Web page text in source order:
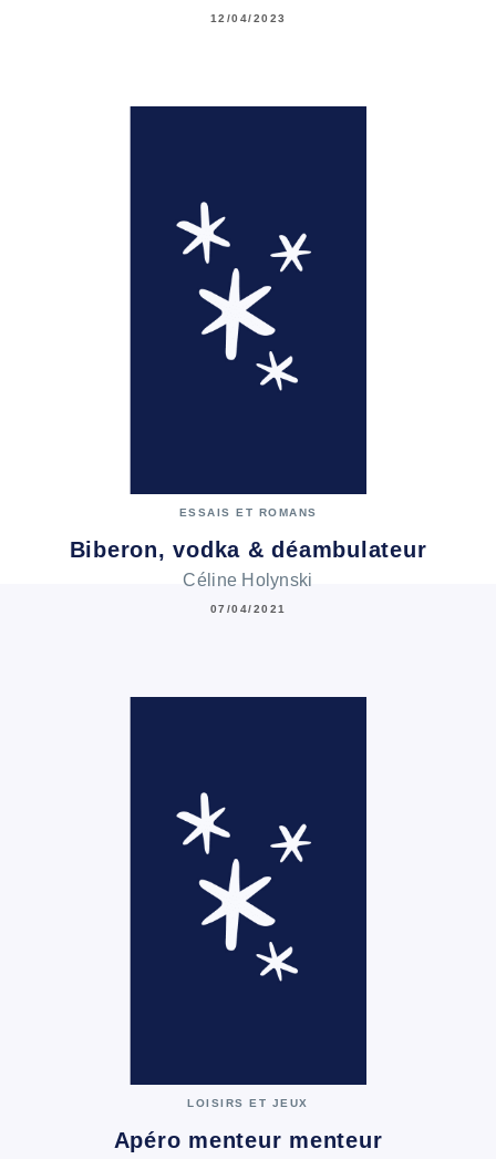
12/04/2023
ESSAIS ET ROMANS
Biberon, vodka & déambulateur
Céline Holynski
07/04/2021
LOISIRS ET JEUX
Apéro menteur menteur